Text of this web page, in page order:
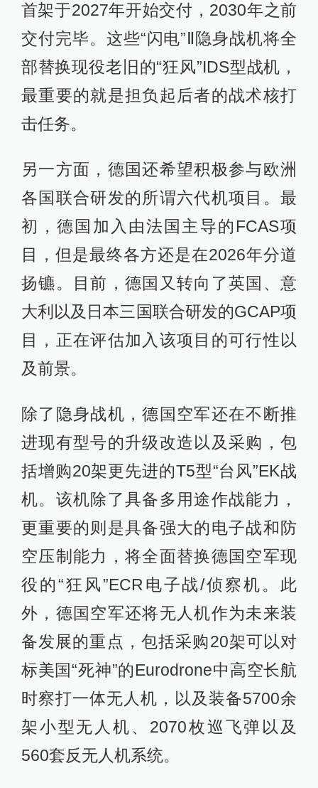
首架于2027年开始交付，2030年之前
交付完毕。这些“闪电”Ⅱ隐身战机将全
部替换现役老旧的“狂风”IDS型战机，
最重要的就是担负起后者的战术核打
击任务。
另一方面，德国还希望积极参与欧洲
各国联合研发的所谓六代机项目。最
初，德国加入由法国主导的FCAS项
目，但是最终各方还是在2026年分道
扬镳。目前，德国又转向了英国、意
大利以及日本三国联合研发的GCAP项
目，正在评估加入该项目的可行性以
及前景。
除了隐身战机，德国空军还在不断推
进现有型号的升级改造以及采购，包
括增购20架更先进的T5型“台风”EK战
机。该机除了具备多用途作战能力，
更重要的则是具备强大的电子战和防
空压制能力，将全面替换德国空军现
役的“狂风”ECR电子战/侦察机。此
外，德国空军还将无人机作为未来装
备发展的重点，包括采购20架可以对
标美国“死神”的Eurodrone中高空长航
时察打一体无人机，以及装备5700余
架小型无人机、2070枚巡飞弹以及
560套反无人机系统。